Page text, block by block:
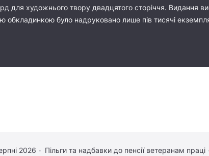
для художнього твору двадцятого сторіччя. Видання
обкладинкою було надруковано лише пів тисячі
2026 Пільги та надбавки до пенсії ветеранам праці